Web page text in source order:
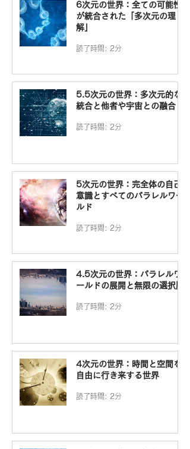
6次元の世界：全ての可能性
が統合された「多次元の理
解」
読了時間: 2分
5.5次元の世界：多次元的な
統合と他者や宇宙との融合
読了時間: 2分
5次元の世界：完全体の自己
意識とすべてのパラレルワー
ルド
読了時間: 2分
4.5次元の世界：パラレルワ
ールドの展開と無限の選択肢
読了時間: 2分
4次元の世界：時間と空間を
自由に行き来する世界
読了時間: 2分